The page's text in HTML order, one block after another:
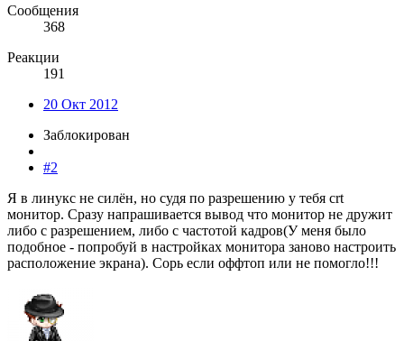
Сообщения
368
Реакции
191
20 Окт 2012
Заблокирован
#2
Я в линукс не силён, но судя по разрешению у тебя crt
монитор. Сразу напрашивается вывод что монитор не дружит
либо с разрешением, либо с частотой кадров(У меня было
подобное - попробуй в настройках монитора заново настроить
расположение экрана). Сорь если оффтоп или не помогло!!!